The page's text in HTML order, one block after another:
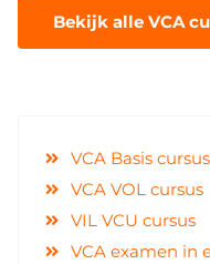
Bekijk alle VCA
VCA Basis cursus
VCA VOL cursus
VIL VCU cursus
VCA examen in